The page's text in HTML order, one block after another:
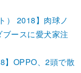
） 2018】肉球ノ
ースに愛犬家注
】OPPO、2頭で散